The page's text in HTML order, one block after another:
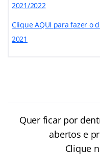
2021/2022
Clique AQUI para fazer o
2021
Quer ficar por
abertos e
Clique